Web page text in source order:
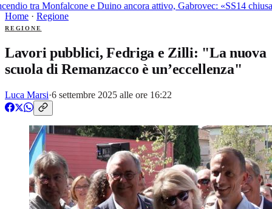
tra Monfalcone e Duino ancora attivo, Gabrovec: «SS14
Home · Regione
REGIONE
Lavori pubblici, Fedriga e Zilli: "La nuova
scuola di Remanzacco è un’eccellenza"
Luca Marsi·6 settembre 2025 alle ore 16:22